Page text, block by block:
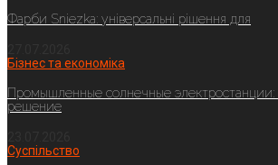
Фарби Sniezka: універсальні рішення для
Бізнес та економіка
Промышленные солнечные
решение
Суспільство